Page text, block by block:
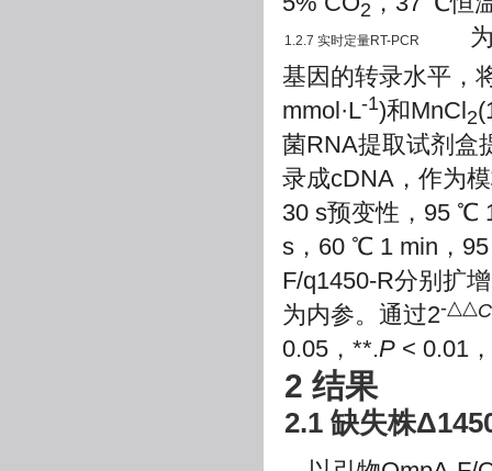
2
1.2.7 实时定量RT-PCR
为
基因的转录水平，
mmol·L-1)和MnCl2
菌RNA提取试剂盒
录成cDNA，作为
30 s预变性，95 ℃
s，60 ℃ 1 min，
F/q1450-R分别扩增
为内参。通过2-△△
0.05，**.P < 0.01
2 结果
2.1 缺失株